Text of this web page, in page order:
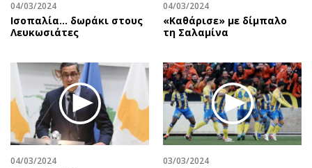
04/03/2024
Ισοπαλία… δωράκι στους
Λευκωσιάτες
04/03/2024
«Καθάρισε» με δίμπαλο
τη Σαλαμίνα
04/03/2024 03/03/2024